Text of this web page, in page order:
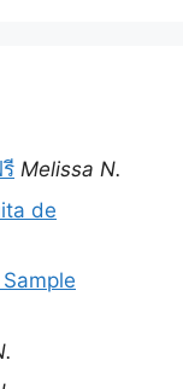
Melissa N.
de